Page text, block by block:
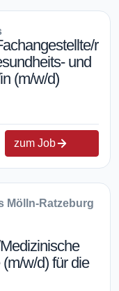
r
und
(m/w/d)
zum Job
Mölln-Ratzeburg
w/d) für die